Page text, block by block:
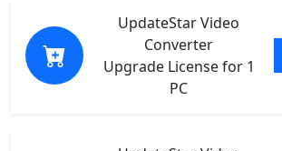
UpdateStar Video
Converter
Upgrade License for 1
PC